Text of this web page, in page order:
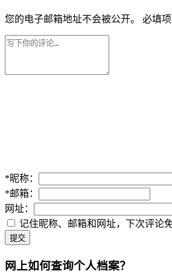
您的电子邮箱地址不会被公开。 必填
*昵称：
*邮箱：
网址：
记住昵称、邮箱和网址，下次评论
提交
网上如何查询个人档案？